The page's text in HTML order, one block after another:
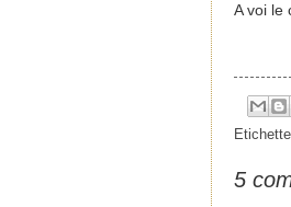
A voi le
5